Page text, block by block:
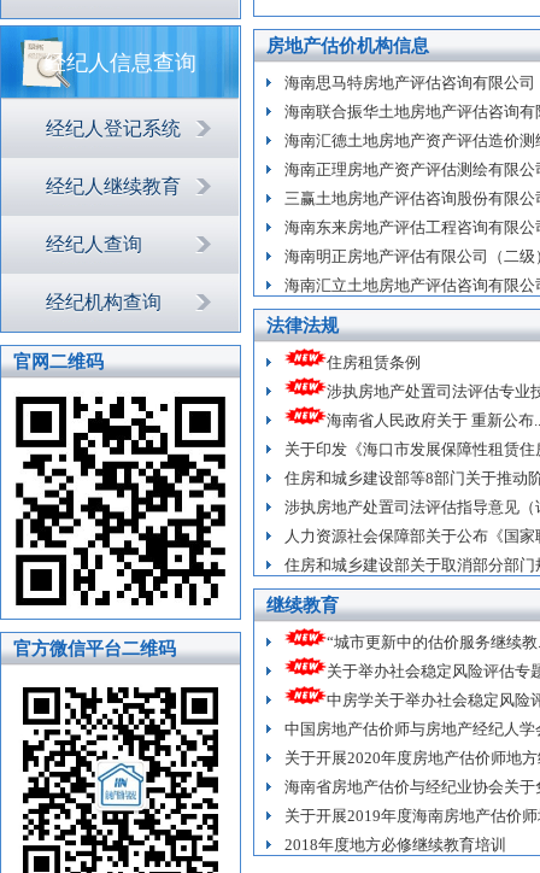
经纪人信息查询
经纪人登记系统
经纪人继续教育
经纪人查询
经纪机构查询
官网二维码
官方微信平台二维码
房地产估价机构信息
海南思马特房地产评估咨询有限公司
海南联合振华土地房地产评估咨询
海南汇德土地房地产资产评估造价
海南正理房地产资产评估测绘有限公
三赢土地房地产评估咨询股份有限公
海南东来房地产评估工程咨询有限公
海南明正房地产评估有限公司（二级
海南汇立土地房地产评估咨询有限公
法律法规
住房租赁条例
涉执房地产处置司法评估专业
海南省人民政府关于 重新公布
关于印发《海口市发展保障性租赁住
住房和城乡建设部等8部门关于推动
涉执房地产处置司法评估指导意见（
人力资源社会保障部关于公布《国家
住房和城乡建设部关于取消部分部门
继续教育
“城市更新中的估价服务继续教
关于举办社会稳定风险评估专
中房学关于举办社会稳定风险
中国房地产估价师与房地产经纪人学
关于开展2020年度房地产估价师地方
海南省房地产估价与经纪业协会关于
关于开展2019年度海南房地产估价师
2018年度地方必修继续教育培训